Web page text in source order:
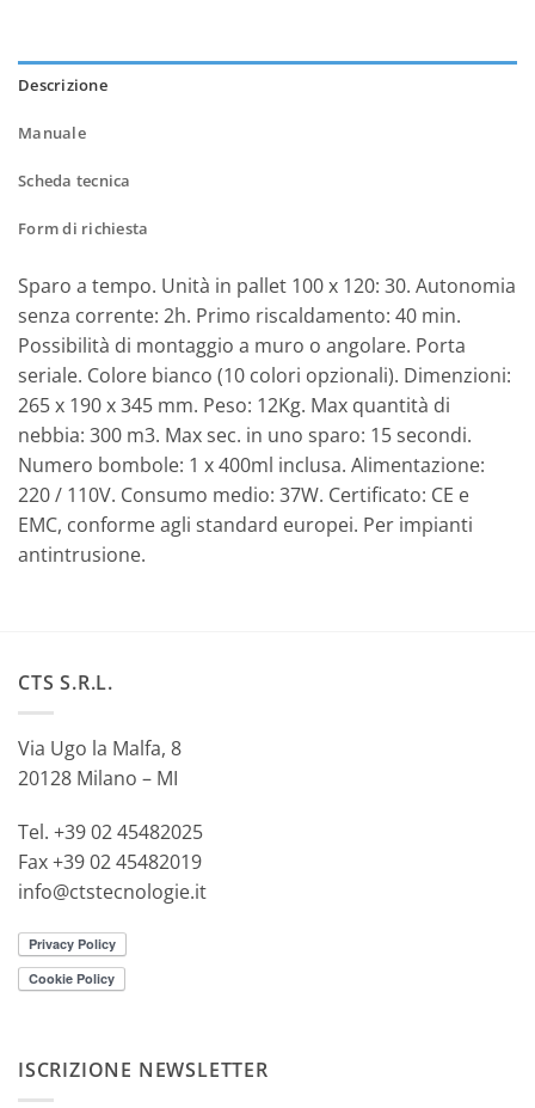
Descrizione
Manuale
Scheda tecnica
Form di richiesta
Sparo a tempo. Unità in pallet 100 x 120: 30. Autonomia
senza corrente: 2h. Primo riscaldamento: 40 min.
Possibilità di montaggio a muro o angolare. Porta
seriale. Colore bianco (10 colori opzionali). Dimenzioni:
265 x 190 x 345 mm. Peso: 12Kg. Max quantità di
nebbia: 300 m3. Max sec. in uno sparo: 15 secondi.
Numero bombole: 1 x 400ml inclusa. Alimentazione:
220 / 110V. Consumo medio: 37W. Certificato: CE e
EMC, conforme agli standard europei. Per impianti
antintrusione.
CTS S.R.L.
Via Ugo la Malfa, 8
20128 Milano – MI
Tel. +39 02 45482025
Fax +39 02 45482019
info@ctstecnologie.it
ISCRIZIONE NEWSLETTER